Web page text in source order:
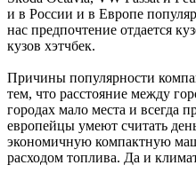
и в России и в Европе
нас предпочтение отдается
кузов хэтчбек.
Причины популярности
тем, что расстояние между
городах мало места и всегда
европейцы умеют считать
экономичную компактную
расходом топлива. Да и